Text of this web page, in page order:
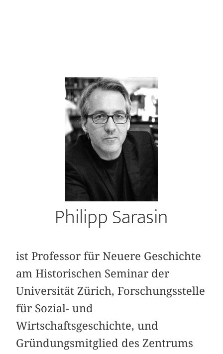
Philipp Sarasin
ist Professor für Neuere Geschichte
am Historischen Seminar der
Universität Zürich, Forschungsstelle
für Sozial- und
Wirtschaftsgeschichte, und
Gründungsmitglied des Zentrums